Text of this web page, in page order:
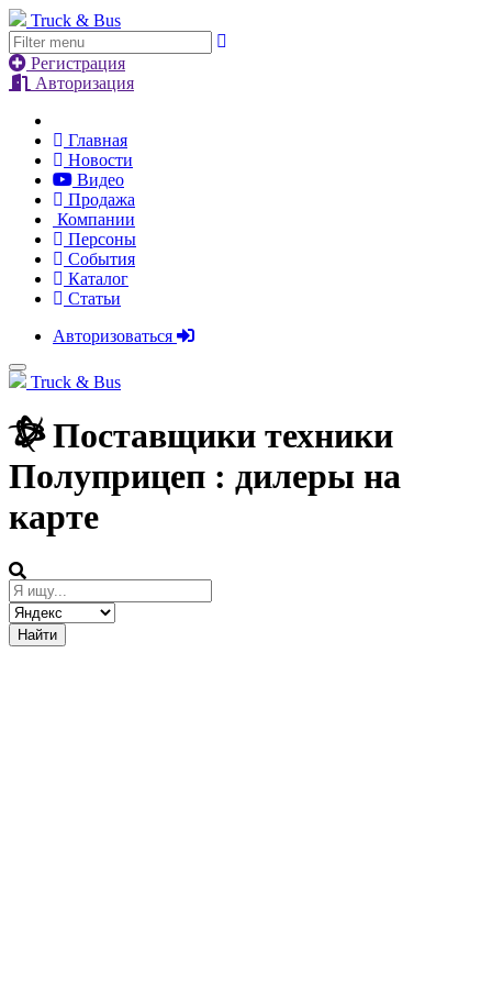
Truck & Bus
Регистрация
Авторизация
Главная
Новости
Видео
Продажа
Компании
Персоны
События
Каталог
Статьи
Авторизоваться
Truck & Bus
Поставщики техники
Полуприцеп : дилеры на
карте